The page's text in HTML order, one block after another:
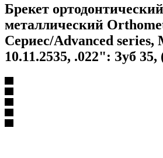
Брекет ортодонтический
металлический
Сериес/Advanced
10.11.2535, .022": Зуб